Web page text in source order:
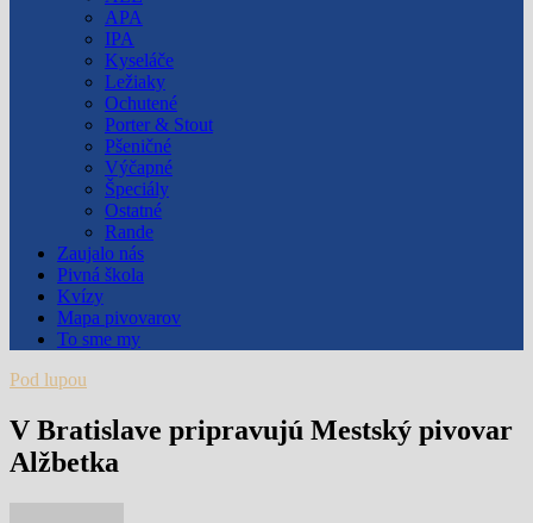
sub
menu
APA
IPA
Kyseláče
Ležiaky
Ochutené
Porter & Stout
Pšeničné
Výčapné
Špeciály
Ostatné
Rande
Zaujalo nás
Pivná škola
Kvízy
Mapa pivovarov
To sme my
Pod lupou
V Bratislave pripravujú Mestský pivovar
Alžbetka